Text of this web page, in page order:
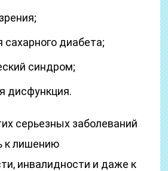
сахарного диабета;
синдром;
дисфункция.
серьезных заболеваний
к лишению
инвалидности и даже к